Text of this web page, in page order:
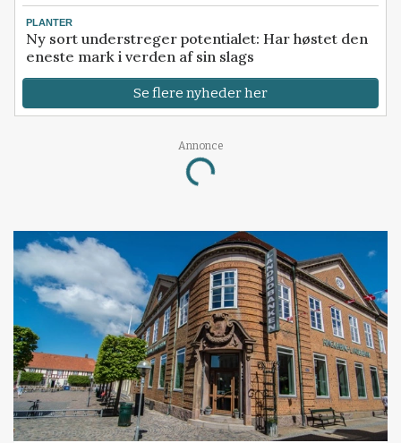
PLANTER
Ny sort understreger potentialet: Har høstet den
eneste mark i verden af sin slags
Se flere nyheder her
Annonce
Loading...